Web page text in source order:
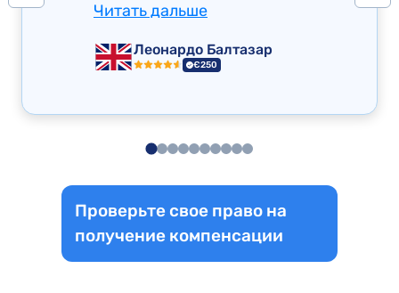
Читать дальше
Леонардо Балтазар
€250
Проверьте свое право на
получение компенсации